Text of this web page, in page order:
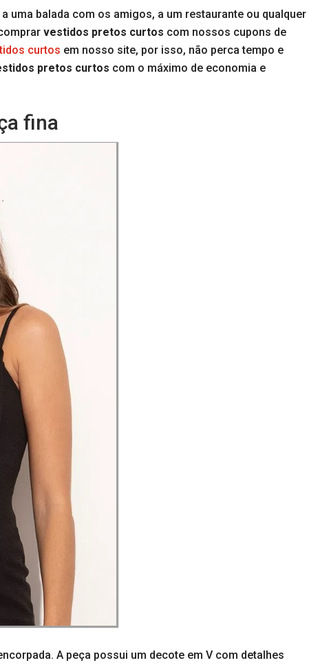
uma balada com os amigos, a um restaurante ou qualquer
vestidos pretos curtos com nossos cupons de
curtos em nosso site, por isso, não perca tempo e
pretos curtos com o máximo de economia e
fina
A peça possui um decote em V com detalhes